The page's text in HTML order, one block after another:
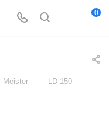
0
Meister — LD 150